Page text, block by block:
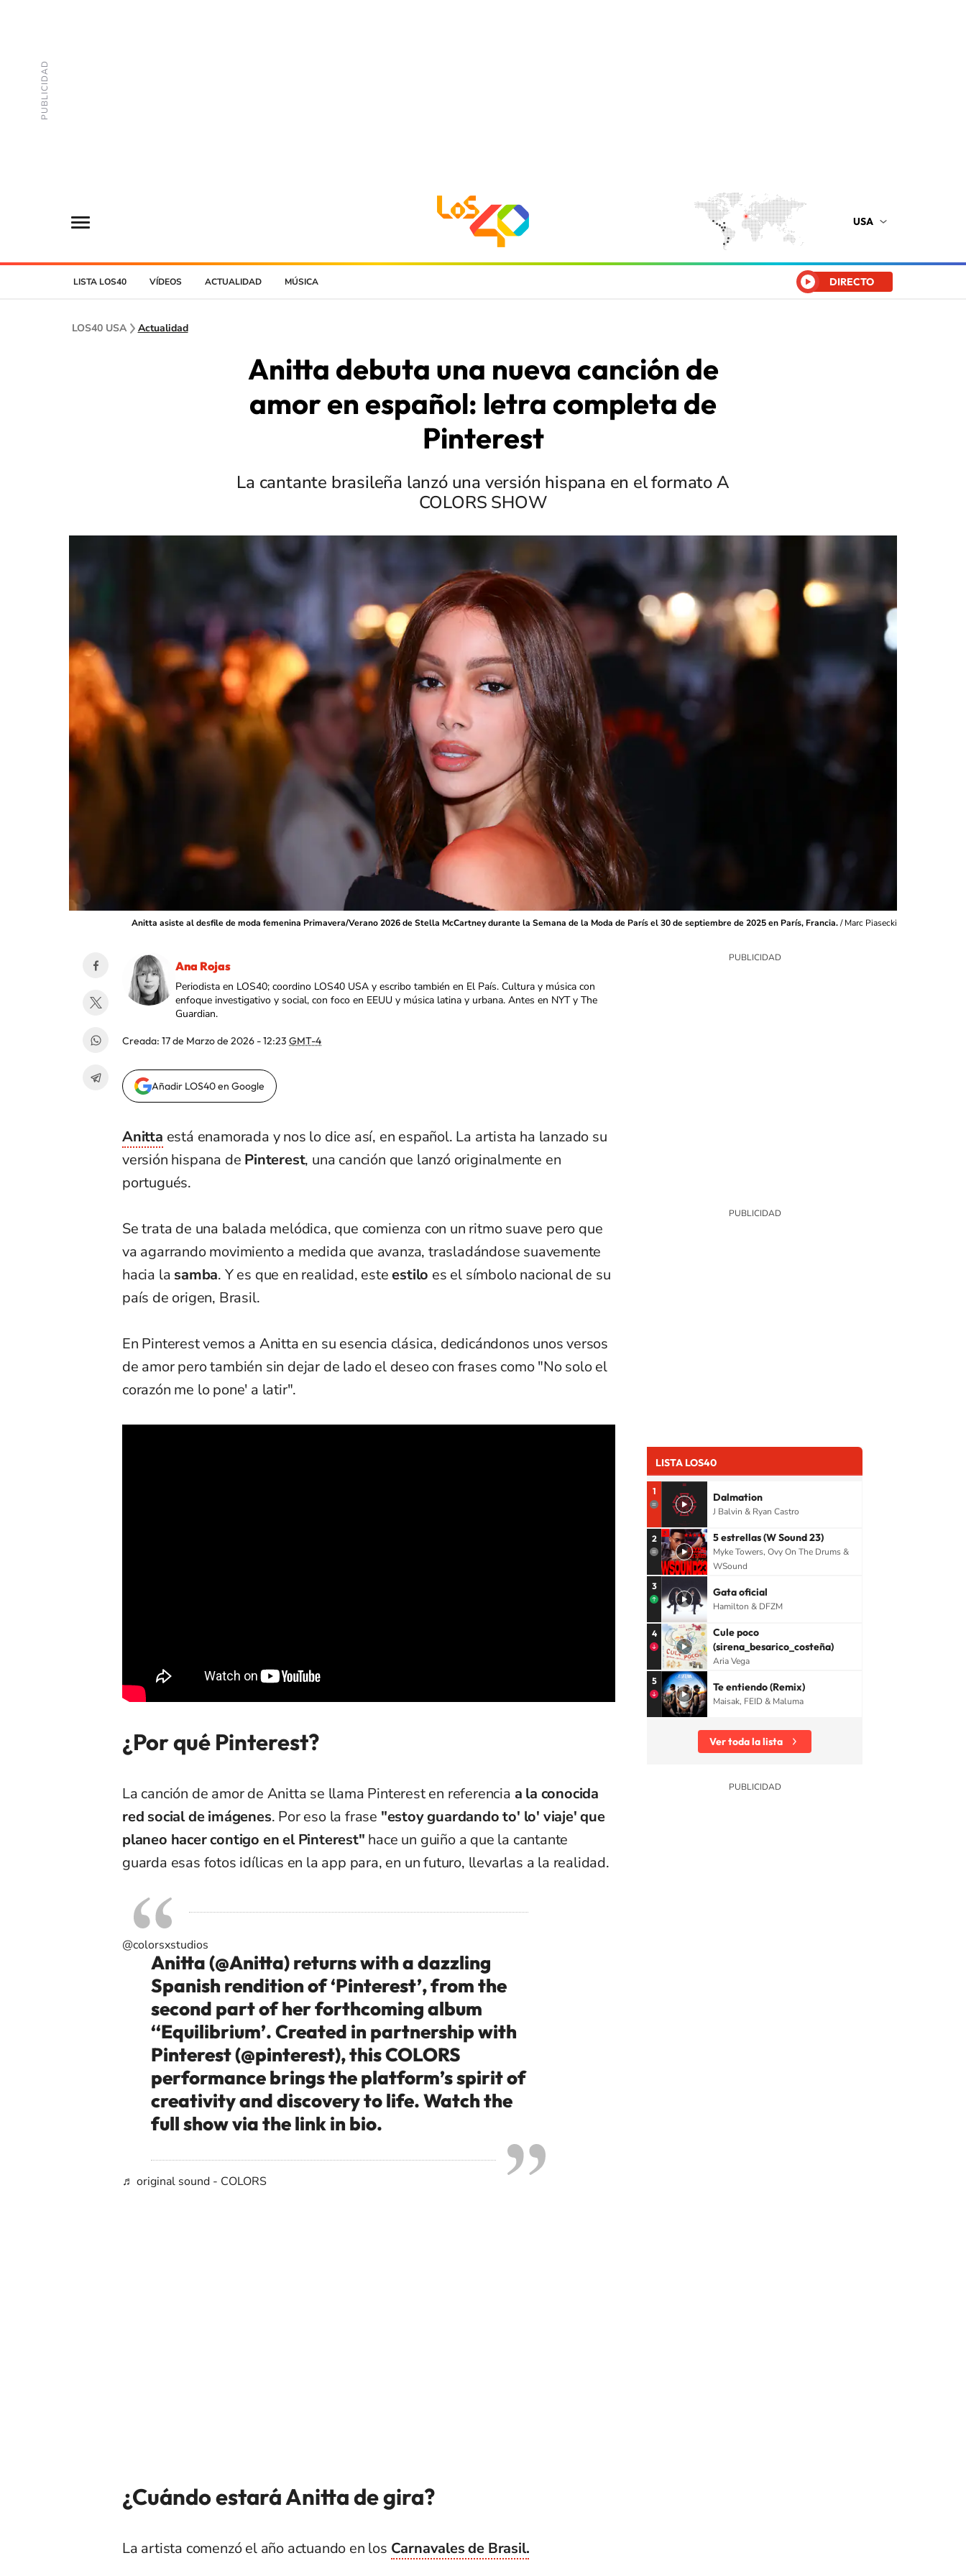
USA
LISTA LOS40 VÍDEOS ACTUALIDAD MÚSICA DIRECTO
LOS40 USA Actualidad
Anitta debuta una nueva canción de
amor en español: letra completa de
Pinterest
La cantante brasileña lanzó una versión hispana en el formato A
COLORS SHOW
Anitta asiste al desfile de moda femenina Primavera/Verano 2026 de Stella McCartney durante la Semana de la Moda de París el 30 de septiembre de 2025 en París, Francia./Marc Piasecki
Ana Rojas
Periodista en LOS40; coordino LOS40 USA y escribo también en El País. Cultura y música con
enfoque investigativo y social, con foco en EEUU y música latina y urbana. Antes en NYT y The
Guardian.
Creada: 17 de Marzo de 2026 - 12:23 GMT-4
Añadir LOS40 en Google
Anitta está enamorada y nos lo dice así, en español. La artista ha lanzado su
versión hispana de Pinterest, una canción que lanzó originalmente en
portugués.
Se trata de una balada melódica, que comienza con un ritmo suave pero que
va agarrando movimiento a medida que avanza, trasladándose suavemente
hacia la samba. Y es que en realidad, esteestilo es el símbolo nacional de su
país de origen, Brasil.
En Pinterest vemos a Anitta en su esencia clásica, dedicándonos unos versos
de amor pero también sin dejar de lado el deseo con frases como "No solo el
corazón me lo pone' a latir".
¿Por qué Pinterest?
La canción de amor de Anitta se llama Pinterest en referencia a la conocida
red social de imágenes. Por eso la frase "estoy guardando to' lo' viaje' que
planeo hacer contigo en el Pinterest" hace un guiño a que la cantante
guarda esas fotos idílicas en la app para, en un futuro, llevarlas a la realidad.
@colorsxstudios
Anitta (@Anitta) returns with a dazzling
Spanish rendition of ‘Pinterest’, from the
second part of her forthcoming album
‘‘Equilibrium’. Created in partnership with
Pinterest (@pinterest), this COLORS
performance brings the platform’s spirit of
creativity and discovery to life. Watch the
full show via the link in bio.
♬ original sound - COLORS
¿Cuándo estará Anitta de gira?
La artista comenzó el año actuando en los Carnavales de Brasil.
LISTA LOS40
1 Dalmation
J Balvin & Ryan Castro
2 5 estrellas (W Sound 23)
Myke Towers, Ovy On The Drums &
WSound
3 Gata oficial
Hamilton & DFZM
4
Cule poco
(sirena_besarico_costeña)
Aria Vega
5 Te entiendo (Remix)
Maisak, FEID & Maluma
Ver toda la lista